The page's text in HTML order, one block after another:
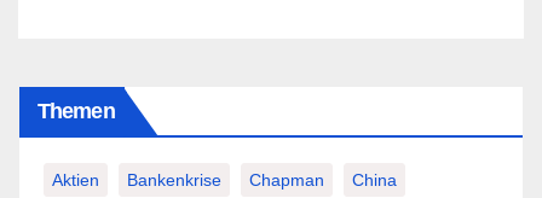
Themen
Aktien Bankenkrise Chapman China